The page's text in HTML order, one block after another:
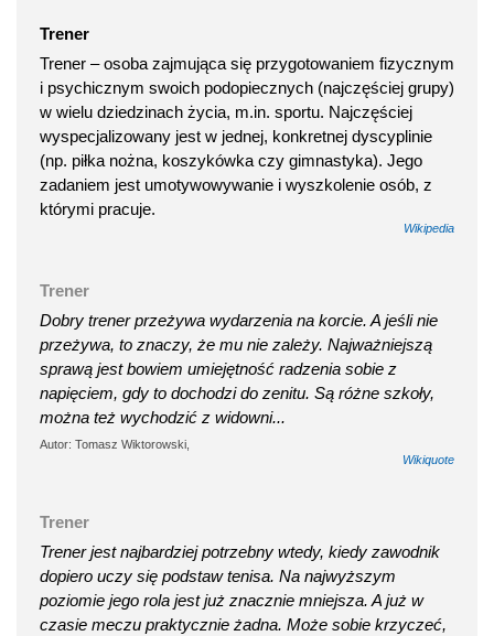
Trener
Trener – osoba zajmująca się przygotowaniem fizycznym
i psychicznym swoich podopiecznych (najczęściej grupy)
w wielu dziedzinach życia, m.in. sportu. Najczęściej
wyspecjalizowany jest w jednej, konkretnej dyscyplinie
(np. piłka nożna, koszykówka czy gimnastyka). Jego
zadaniem jest umotywowywanie i wyszkolenie osób, z
którymi pracuje.
Wikipedia
Trener
Dobry trener przeżywa wydarzenia na korcie. A jeśli nie
przeżywa, to znaczy, że mu nie zależy. Najważniejszą
sprawą jest bowiem umiejętność radzenia sobie z
napięciem, gdy to dochodzi do zenitu. Są różne szkoły,
można też wychodzić z widowni...
Autor: Tomasz Wiktorowski,
Wikiquote
Trener
Trener jest najbardziej potrzebny wtedy, kiedy zawodnik
dopiero uczy się podstaw tenisa. Na najwyższym
poziomie jego rola jest już znacznie mniejsza. A już w
czasie meczu praktycznie żadna. Może sobie krzyczeć,